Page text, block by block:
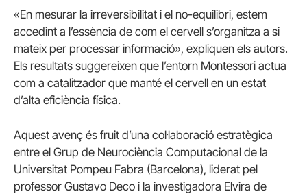
«En mesurar la irreversibilitat i el no-equilibri, estem
accedint a l’essència de com el cervell s’organitza a si
mateix per processar informació», expliquen els autors.
Els resultats suggereixen que l’entorn Montessori actua
com a catalitzador que manté el cervell en un estat
d’alta eficiència física.
Aquest avenç és fruit d’una col·laboració estratègica
entre el Grup de Neurociència Computacional de la
Universitat Pompeu Fabra (Barcelona), liderat pel
professor Gustavo Deco i la investigadora Elvira de